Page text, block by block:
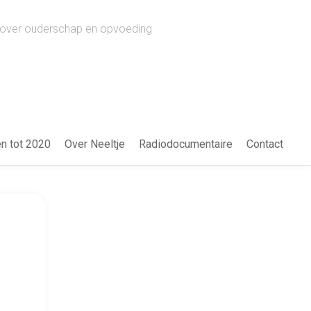
ouderschap en opvoeding
tot 2020 Over Neeltje Radiodocumentaire Contact